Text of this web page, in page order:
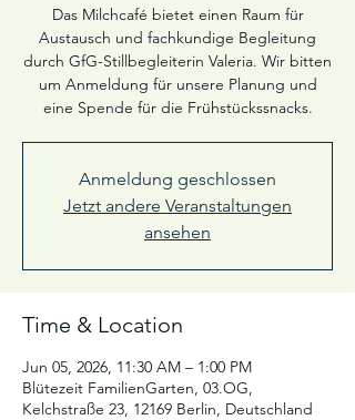
Das Milchcafé bietet einen Raum für
Austausch und fachkundige Begleitung
durch GfG-Stillbegleiterin Valeria. Wir bitten
um Anmeldung für unsere Planung und
eine Spende für die Frühstückssnacks.
Anmeldung geschlossen
Jetzt andere Veranstaltungen
ansehen
Time & Location
Jun 05, 2026, 11:30 AM – 1:00 PM
Blütezeit FamilienGarten, 03.OG,
Kelchstraße 23, 12169 Berlin, Deutschland